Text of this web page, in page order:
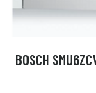
BOSCH